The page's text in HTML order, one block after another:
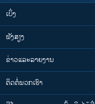
ເບິ່ງ
ຟັງສຽງ
ຂ່າວແລະລາຍງານ
ຕິດຕໍ່ພວກເຮົາ